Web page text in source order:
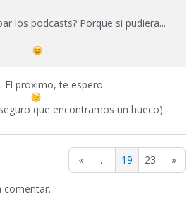
los podcasts? Porque si pudiera...
El próximo, te espero
que encontramos un hueco).
« … 19 23 »
comentar.